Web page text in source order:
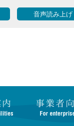
音声読み上げ